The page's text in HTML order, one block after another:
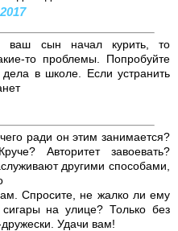
ваш сын начал курить, то
то проблемы. Попробуйте
дела в школе. Если устранить
ради он этим занимается?
Авторитет завоевать?
другими способами,
Спросите, не жалко ли ему
на улице? Только без
дружески. Удачи вам!